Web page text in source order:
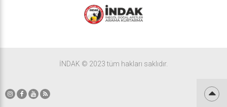
İNDAK © 2023 tüm hakları saklıdır.